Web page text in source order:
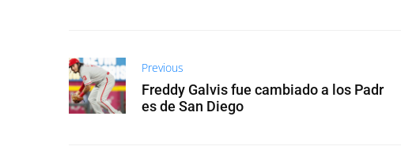
Previous
Freddy Galvis fue cambiado a los Padr
es de San Diego